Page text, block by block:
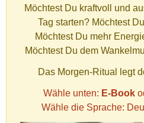
Möchtest Du kraftvoll und
Tag starten? Möchtest
Möchtest Du mehr
Möchtest Du dem
Das Morgen-Ritual legt
Wähle unten: E-Book
Wähle die Sprache: